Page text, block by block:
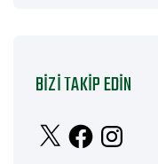
BIZI TAKIP EDIN
X FacebookInstagram